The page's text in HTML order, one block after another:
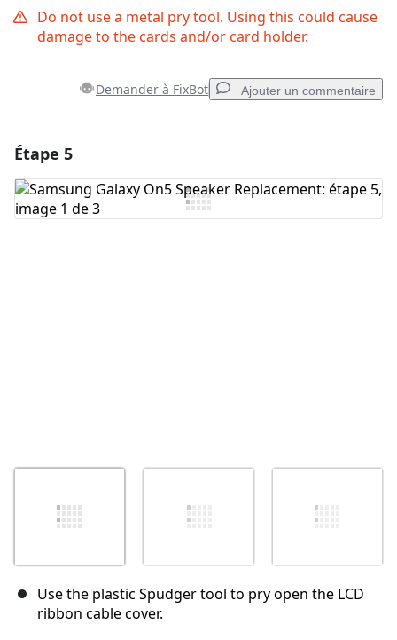
Do not use a metal pry tool. Using this could cause
damage to the cards and/or card holder.
Demander à FixBot Ajouter un commentaire
Ajouter un commentaire
Étape 5
Use the plastic Spudger tool to pry open the LCD
ribbon cable cover.